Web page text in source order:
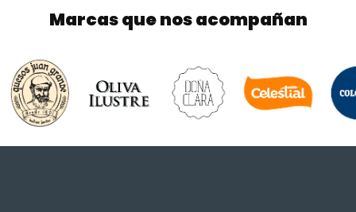
Marcas que nos acompañan